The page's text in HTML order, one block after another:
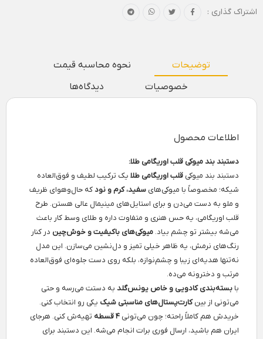
اشتراک گذاری :
توضیحات
نحوه محاسبه قیمت
خصوصیات
دیدگاه‌ها
اطلاعات محصول
دستبند بند میوکی قلب اوریگامی طلا:
دستبند بند میوکی قلب اوریگامی طلا یک ترکیب لطیف و فوق‌العاده
شیکه؛ مخصوصاً با میوکی‌های سفید، کرم و نود که حال‌وهوای ظریف
و ملو به دست می‌دن و برای استایل‌های مینیمال عالی هستن. طرح
قلب اوریگامی، یه حس هنری و متفاوت داره و طلای وسط کار باعث
می‌شه بیشتر تو چشم بیاد. میوکی‌های باکیفیت و خوش‌چین در کنار
رنگ‌های نرمش، یه ظاهر خیلی تمیز و دل‌نشین می‌سازن. این مدل
نه‌تنها هدیه‌ای زیبا و چشم‌نوازه، بلکه روی دست جلوه‌ای فوق‌العاده
مرتب و دخترونه می‌ده.
با بسته‌بندی کادویی و خاص یونس‌گلد به دستت می‌رسه و حتی
می‌تونی از بینکارت‌پستال‌های مناسبتی شیک یکی رو انتخاب کنی.
خریدش هم کاملاً راحته؛ چون می‌تونی ۴ قسطه
تهیه‌ش کنی. هرجای
ایران هم باشید، ارسال فوری برات انجام می‌شه. این دستبند برای